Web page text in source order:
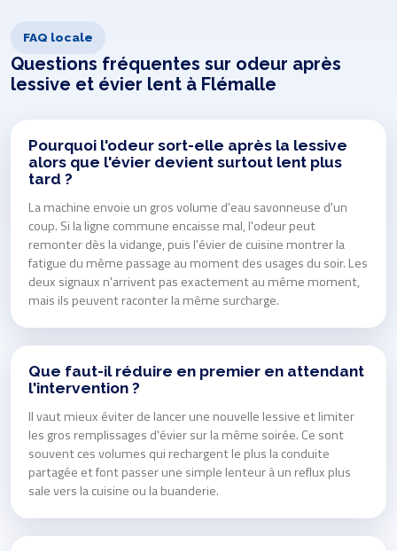
FAQ locale
Questions fréquentes sur odeur après
lessive et évier lent à Flémalle
Pourquoi l'odeur sort-elle après la lessive
alors que l'évier devient surtout lent plus
tard ?
La machine envoie un gros volume d'eau savonneuse d'un
coup. Si la ligne commune encaisse mal, l'odeur peut
remonter dès la vidange, puis l'évier de cuisine montrer la
fatigue du même passage au moment des usages du soir. Les
deux signaux n'arrivent pas exactement au même moment,
mais ils peuvent raconter la même surcharge.
Que faut-il réduire en premier en attendant
l'intervention ?
Il vaut mieux éviter de lancer une nouvelle lessive et limiter
les gros remplissages d'évier sur la même soirée. Ce sont
souvent ces volumes qui rechargent le plus la conduite
partagée et font passer une simple lenteur à un reflux plus
sale vers la cuisine ou la buanderie.